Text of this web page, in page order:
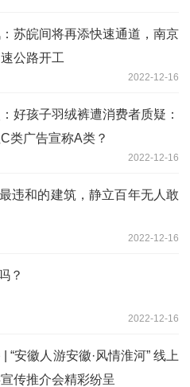
苏皖间将再添快速通道，南京
公路开工
2022-12-16
好孩子羽绒裤遭消费者质疑：
类广告宣称A类？
2022-12-16
违和的建筑，静立百年无人敢
2022-12-16
？
2022-12-16
“安徽人游安徽·风情淮河” 线上
传推介会精彩纷呈